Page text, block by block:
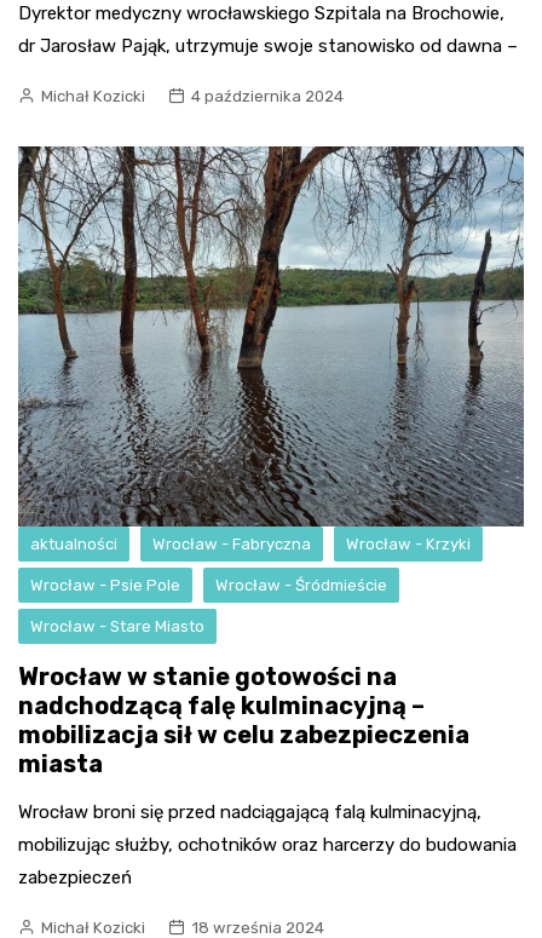
Dyrektor medyczny wrocławskiego Szpitala na Brochowie,
dr Jarosław Pająk, utrzymuje swoje stanowisko od dawna –
Michał Kozicki 4 października 2024
aktualności Wrocław - Fabryczna Wrocław - Krzyki
Wrocław - Psie Pole Wrocław - Śródmieście
Wrocław - Stare Miasto
Wrocław w stanie gotowości na
nadchodzącą falę kulminacyjną –
mobilizacja sił w celu zabezpieczenia
miasta
Wrocław broni się przed nadciągającą falą kulminacyjną,
mobilizując służby, ochotników oraz harcerzy do budowania
zabezpieczeń
Michał Kozicki 18 września 2024